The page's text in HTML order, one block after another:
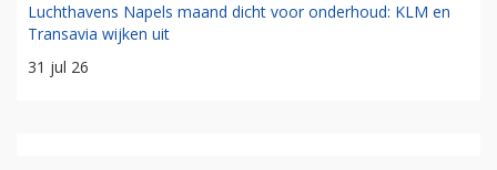
Luchthavens Napels maand dicht voor onderhoud: KLM en
Transavia wijken uit
31 jul 26